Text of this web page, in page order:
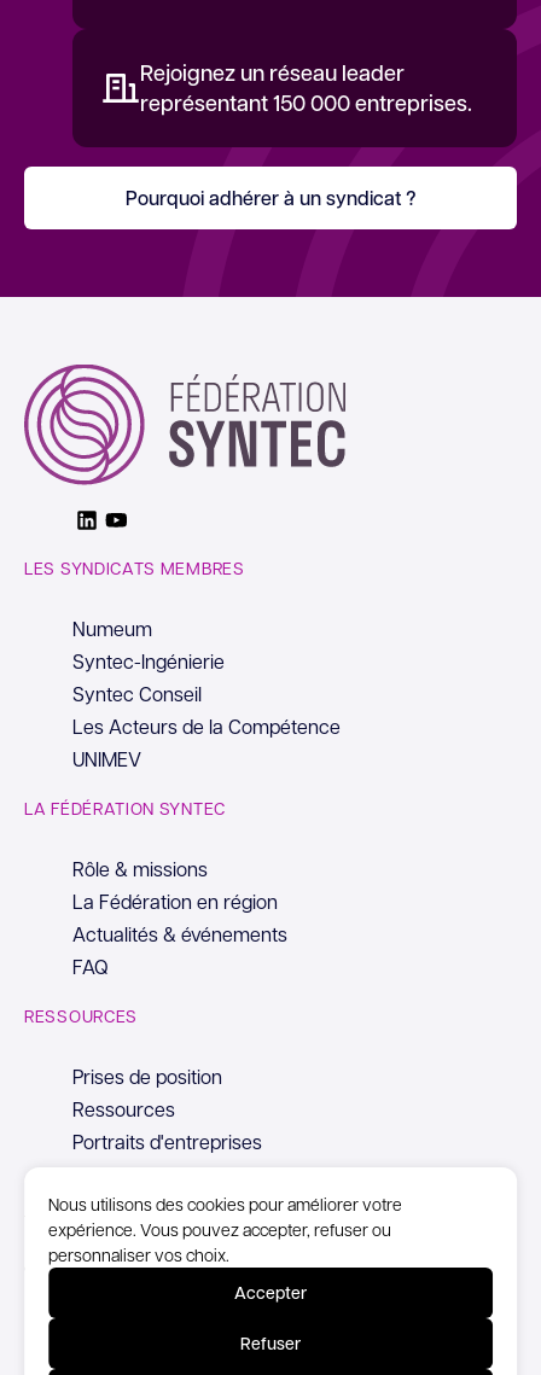
Nous utilisons des cookies pour améliorer votre
expérience. Vous pouvez accepter, refuser ou
personnaliser vos choix.
Accepter
Refuser
Rejoignez un réseau leader
représentant 150 000 entreprises.
Pourquoi adhérer à un syndicat ?
LinkedinYoutube
LES SYNDICATS MEMBRES
Numeum
Syntec-Ingénierie
Syntec Conseil
Les Acteurs de la Compétence
UNIMEV
LA FÉDÉRATION SYNTEC
Rôle & missions
La Fédération en région
Actualités & événements
FAQ
RESSOURCES
Prises de position
Ressources
Portraits d'entreprises
© Copyright Syntec, 2026
Politique de confidentialité